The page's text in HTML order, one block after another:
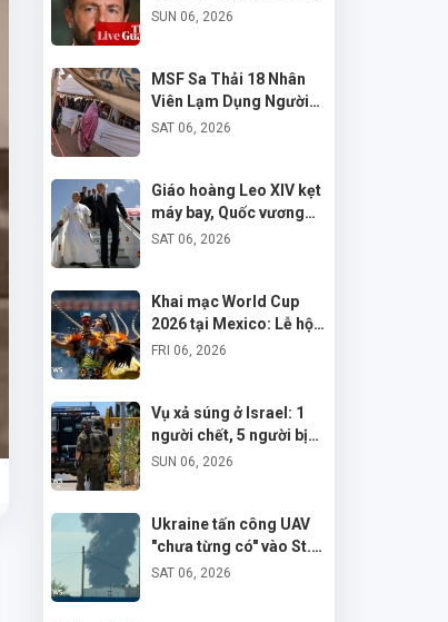
Parramatta, Cảnh Sát
SUN 06, 2026
MSF Sa Thải 18 Nhân
Viên Lạm Dụng Người
Tị Nạn Tại Chad
SAT 06, 2026
Giáo hoàng Leo XIV kẹt
máy bay, Quốc vương
Tây Ban Nha hỗ trợ phi
SAT 06, 2026
Khai mạc World Cup
2026 tại Mexico: Lễ hội
và Biểu tình bên lề
FRI 06, 2026
Vụ xả súng ở Israel: 1
người chết, 5 người bị
thương, kẻ tấn công bị
SUN 06, 2026
Ukraine tấn công UAV
"chưa từng có" vào St.
Petersburg, Putin từ
SAT 06, 2026